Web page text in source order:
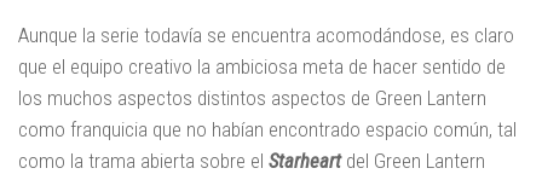
Aunque la serie todavía se encuentra acomodándose, es claro
que el equipo creativo la ambiciosa meta de hacer sentido de
los muchos aspectos distintos aspectos de Green Lantern
como franquicia que no habían encontrado espacio común, tal
como la trama abierta sobre el Starheartdel Green Lantern